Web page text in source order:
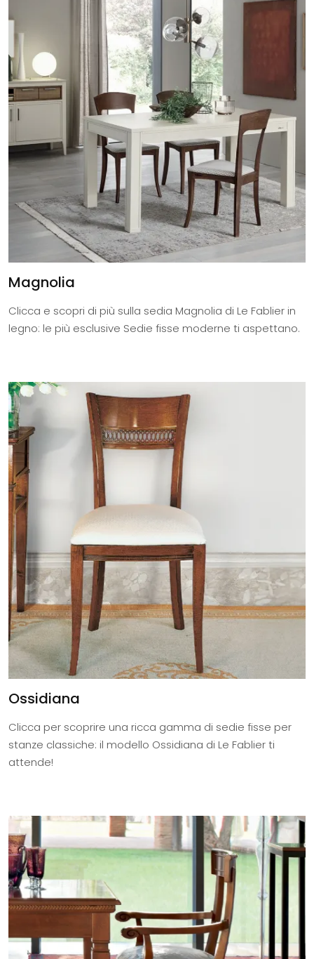
Magnolia
Clicca e scopri di più sulla sedia Magnolia di Le Fablier in
legno: le più esclusive Sedie fisse moderne ti aspettano.
Ossidiana
Clicca per scoprire una ricca gamma di sedie fisse per
stanze classiche: il modello Ossidiana di Le Fablier ti
attende!